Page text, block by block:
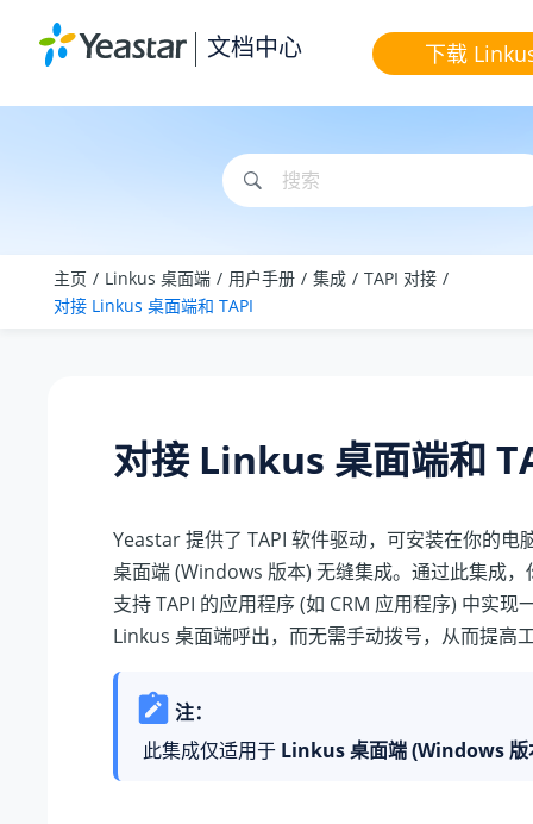
文档中心 下载
主页 Linkus 桌面端 用户手册 集成
TAPI 对接
对接 Linkus 桌面端和 TAPI
对接 Linkus 桌面端和
Yeastar 提供了 TAPI 软件驱动，可安装在你的电
桌面端 (Windows 版本) 无缝集成。通过此集成
支持 TAPI 的应用程序 (如 CRM 应用程序) 中实现
Linkus 桌面端呼出，而无需手动拨号，从而提高
注：
此集成仅适用于 Linkus 桌面端 (Windows 版